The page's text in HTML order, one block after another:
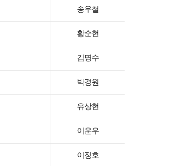
송우철
황순현
김명수
박경원
유상현
이운우
이정호